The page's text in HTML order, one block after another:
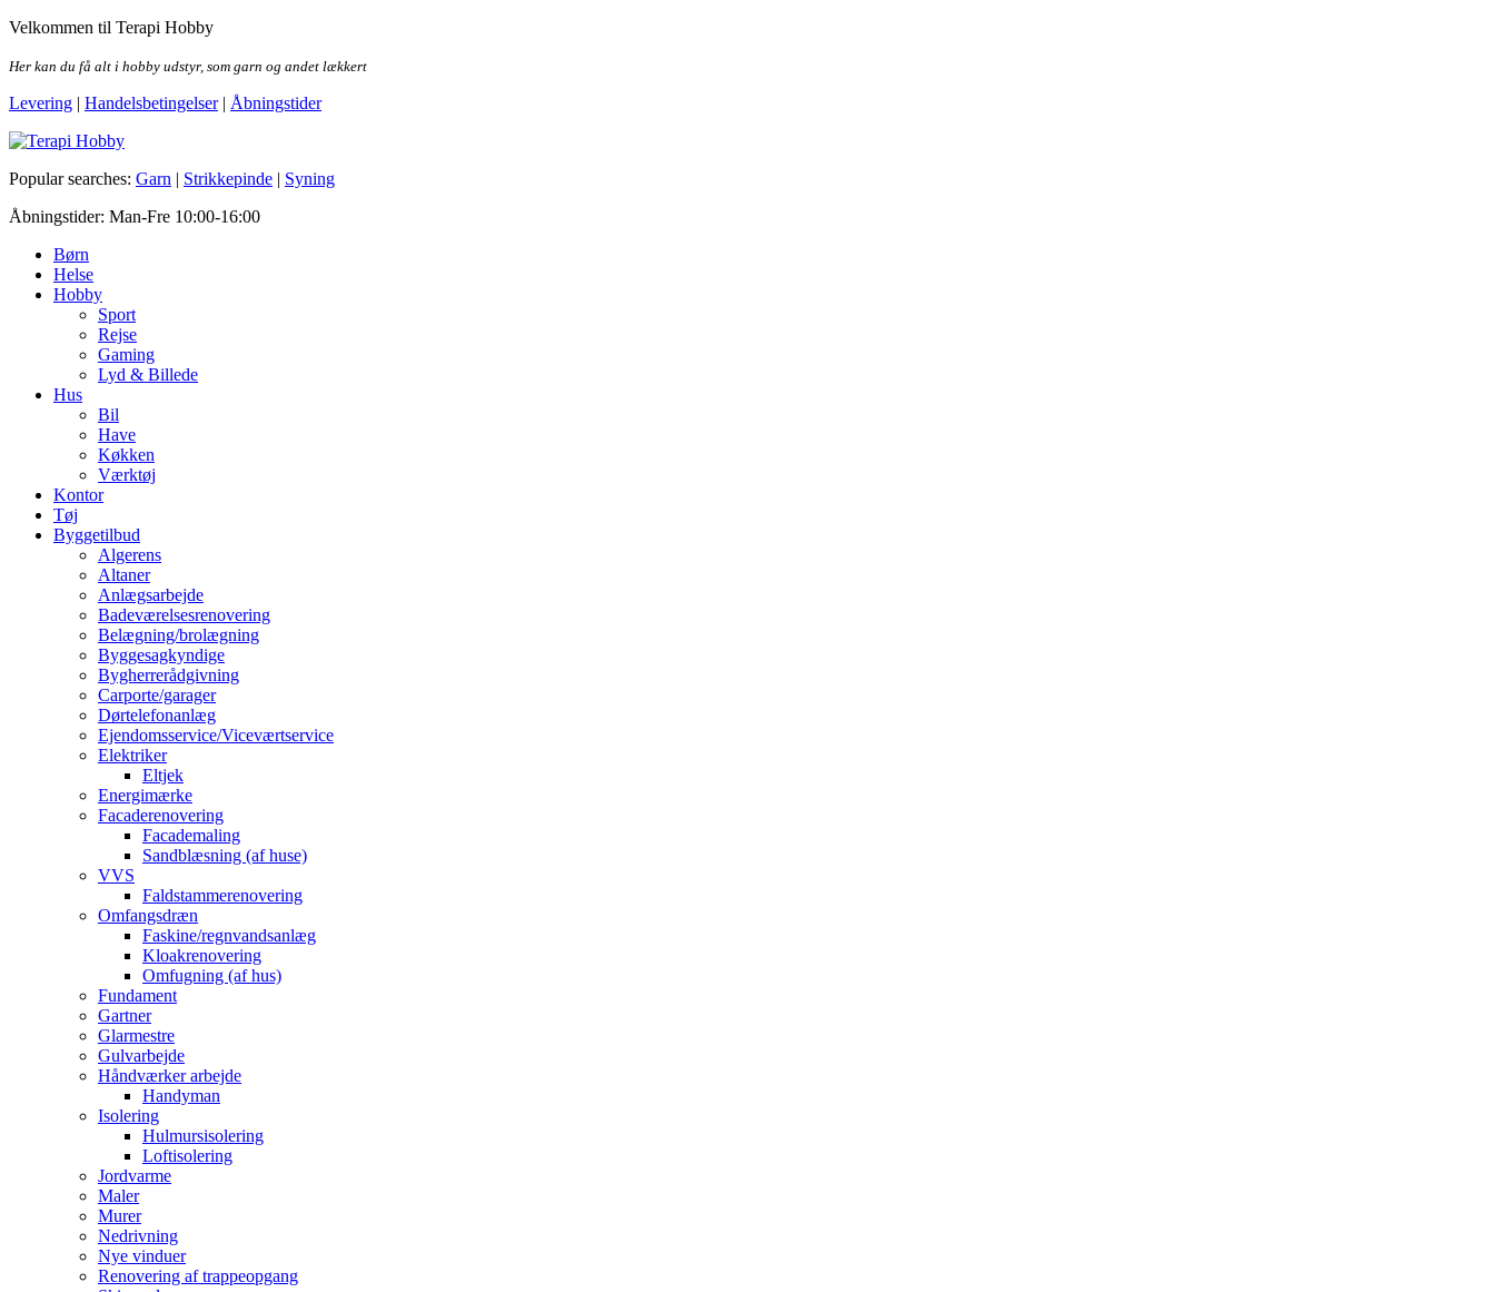
Skip
the
Velkommen til Terapi Hobby
Her kan du få alt i hobby udstyr, som garn og andet lækkert
Levering | Handelsbetingelser| Åbningstider
Terapi Hobby
Popular searches: Garn | Strikkepinde | Syning
Åbningstider: Man-Fre 10:00-16:00
Børn
Helse
Hobby
Sport
Rejse
Gaming
Lyd & Billede
Hus
Bil
Have
Køkken
Værktøj
Kontor
Tøj
Byggetilbud
Algerens
Altaner
Anlægsarbejde
Badeværelsesrenovering
Belægning/brolægning
Byggesagkyndige
Bygherrerådgivning
Carporte/garager
Dørtelefonanlæg
Ejendomsservice/Viceværtservice
Elektriker
Eltjek
Energimærke
Facaderenovering
Facademaling
Sandblæsning (af huse)
VVS
Faldstammerenovering
Omfangsdræn
Faskine/regnvandsanlæg
Kloakrenovering
Omfugning (af hus)
Fundament
Gartner
Glarmestre
Gulvarbejde
Håndværker arbejde
Handyman
Isolering
Hulmursisolering
Loftisolering
Jordvarme
Maler
Murer
Nedrivning
Nye vinduer
Renovering af trappeopgang